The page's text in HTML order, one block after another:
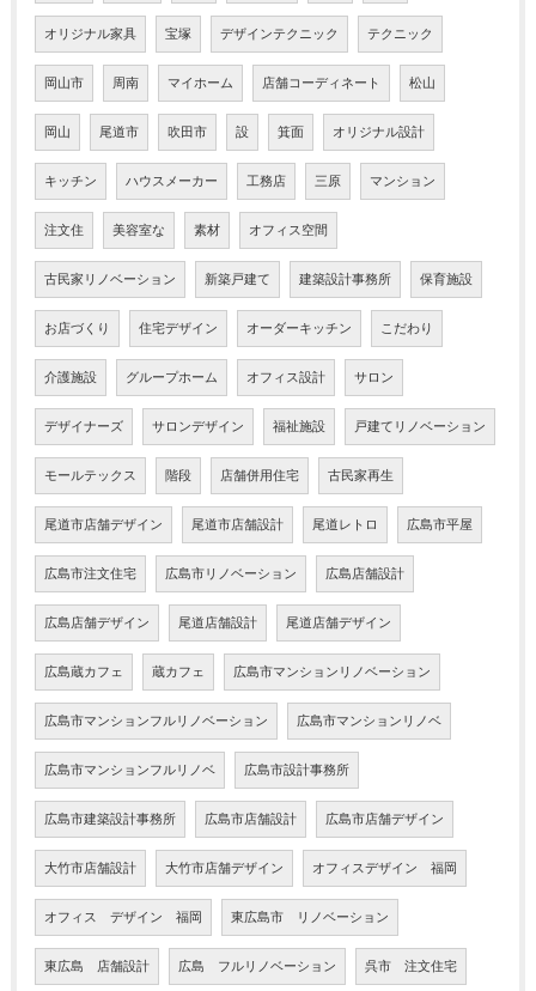
オリジナル家具 宝塚 デザインテクニック テクニック
岡山市 周南 マイホーム 店舗コーディネート 松山
岡山 尾道市 吹田市 設 箕面 オリジナル設計
キッチン ハウスメーカー 工務店 三原 マンション
注文住 美容室な 素材 オフィス空間
古民家リノベーション 新築戸建て 建築設計事務所 保育施設
お店づくり 住宅デザイン オーダーキッチン こだわり
介護施設 グループホーム オフィス設計 サロン
デザイナーズ サロンデザイン 福祉施設 戸建てリノベーション
モールテックス 階段 店舗併用住宅 古民家再生
尾道市店舗デザイン 尾道市店舗設計 尾道レトロ 広島市平屋
広島市注文住宅 広島市リノベーション 広島店舗設計
広島店舗デザイン 尾道店舗設計 尾道店舗デザイン
広島蔵カフェ 蔵カフェ 広島市マンションリノベーション
広島市マンションフルリノベーション 広島市マンションリノベ
広島市マンションフルリノベ 広島市設計事務所
広島市建築設計事務所 広島市店舗設計 広島市店舗デザイン
大竹市店舗設計 大竹市店舗デザイン オフィスデザイン 福岡
オフィス デザイン 福岡 東広島市 リノベーション
東広島 店舗設計 広島 フルリノベーション 呉市 注文住宅